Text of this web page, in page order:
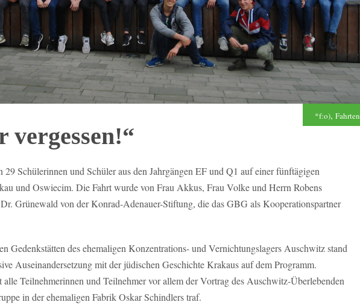
*f:o), Fahrten
vergessen!“
Schülerinnen und Schüler aus den Jahrgängen EF und Q1 auf einer fünftägigen
und Oswiecim. Die Fahrt wurde von Frau Akkus, Frau Volke und Herrn Robens
Grünewald von der Konrad-Adenauer-Stiftung, die das GBG als Kooperationspartner
Gedenkstätten des ehemaligen Konzentrations- und Vernichtungslagers Auschwitz stand
Auseinandersetzung mit der jüdischen Geschichte Krakaus auf dem Programm.
alle Teilnehmerinnen und Teilnehmer vor allem der Vortrag des Auschwitz-Überlebenden
in der ehemaligen Fabrik Oskar Schindlers traf.